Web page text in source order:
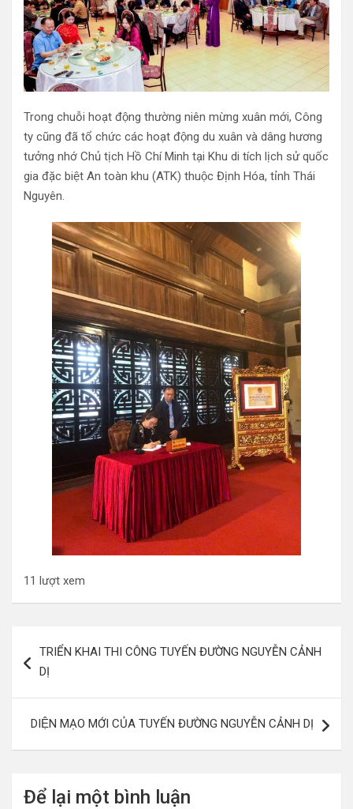
Trong chuỗi hoạt động thường niên mừng xuân mới, Công
ty cũng đã tổ chức các hoạt động du xuân và dâng hương
tưởng nhớ Chủ tịch Hồ Chí Minh tại Khu di tích lịch sử quốc
gia đặc biệt An toàn khu (ATK) thuộc Định Hóa, tỉnh Thái
Nguyên.
11 lượt xem
hướng
viết
TRIỂN KHAI THI CÔNG TUYẾN ĐƯỜNG NGUYỄN CẢNH
DỊ
DIỆN MẠO MỚI CỦA TUYẾN ĐƯỜNG NGUYỄN CẢNH DỊ
Để lại một bình luận